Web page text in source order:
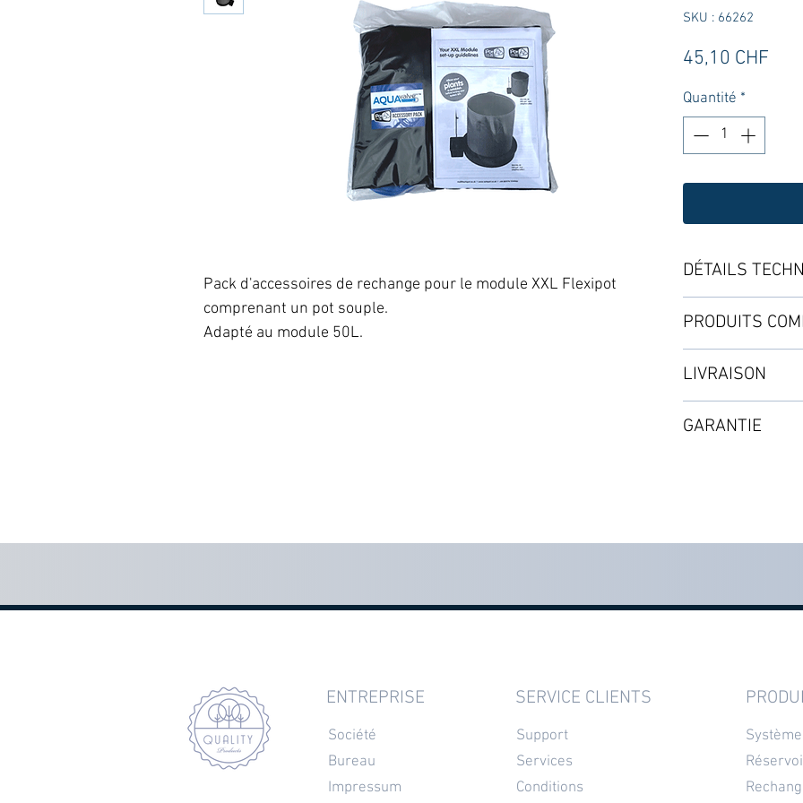
Pack d'accessoires de rechange pour le module XXL Flexipot
comprenant un pot souple.
Adapté au module 50L.
SKU : 66262
45,10 CHF
Quantité *
DÉTAILS
Le set
・1 Flexipot 50L
・1 Aquavalve-5
・1 Pot Sock
・1m de Tuyau ø
PRODUITS
LIVRAISON
Selon les
GARANTIE
ENTREPRISE
Société
Bureau
Impressum
SERVICE CLIENTS
Support
Services
Conditions